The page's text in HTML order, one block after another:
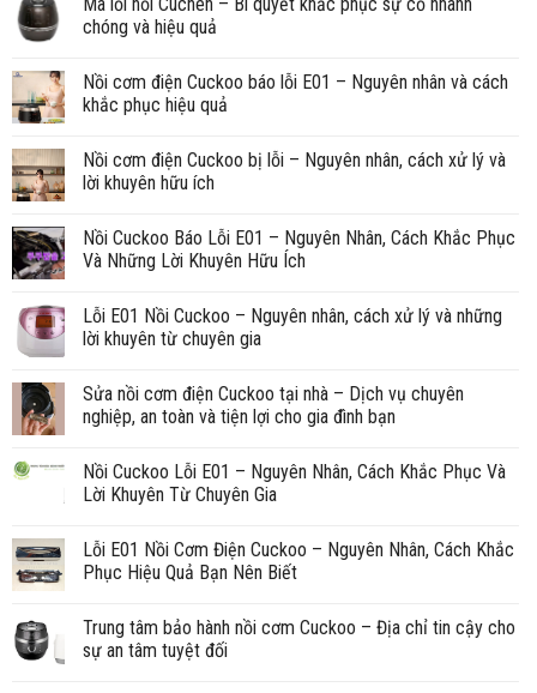
chóng và hiệu quả
Nồi cơm điện Cuckoo báo lỗi E01 – Nguyên nhân và cách
khắc phục hiệu quả
Nồi cơm điện Cuckoo bị lỗi – Nguyên nhân, cách xử lý và
lời khuyên hữu ích
Nồi Cuckoo Báo Lỗi E01 – Nguyên Nhân, Cách Khắc Phục
Và Những Lời Khuyên Hữu Ích
Lỗi E01 Nồi Cuckoo – Nguyên nhân, cách xử lý và những
lời khuyên từ chuyên gia
Sửa nồi cơm điện Cuckoo tại nhà – Dịch vụ chuyên
nghiệp, an toàn và tiện lợi cho gia đình bạn
Nồi Cuckoo Lỗi E01 – Nguyên Nhân, Cách Khắc Phục Và
Lời Khuyên Từ Chuyên Gia
Lỗi E01 Nồi Cơm Điện Cuckoo – Nguyên Nhân, Cách Khắc
Phục Hiệu Quả Bạn Nên Biết
Trung tâm bảo hành nồi cơm Cuckoo – Địa chỉ tin cậy cho
sự an tâm tuyệt đối